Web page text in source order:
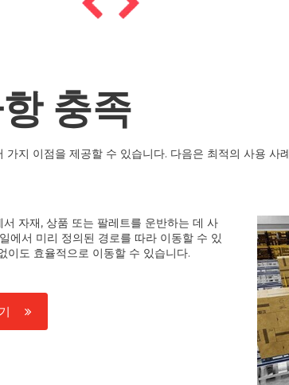
충족
지 이점을 제공할 수 있습니다. 다음은 최적의 사용 사
자재, 상품 또는 팔레트를 운반하는 데 사
에서 미리 정의된 경로를 따라 이동할 수 있
이도 효율적으로 이동할 수 있습니다.